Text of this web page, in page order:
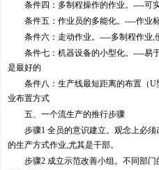
条件四：多制程操作的作业。----可
条件五：作业员的多能化。----作业
条件六：走动作业。----多制程作业,
条件七：机器设备的小型化。----易
是最好的
条件八：生产线最短距离的布置（U
业布置方式
五、一个流生产的推行步骤
步骤1 全员的意识建立。观念上必须
的生产方式作业,尤其是干部。
步骤2 成立示范改善小组。不同部门